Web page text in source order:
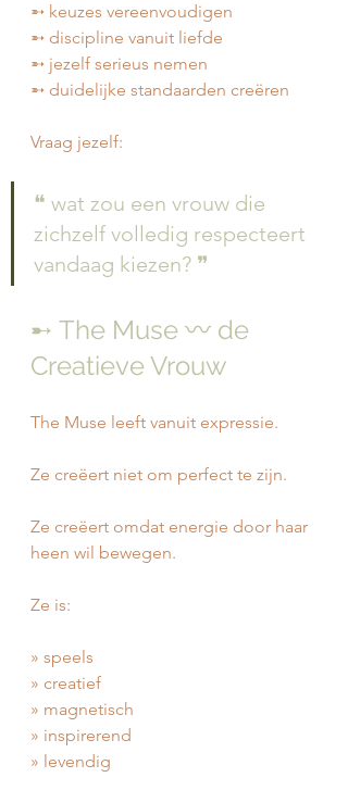
➵ keuzes vereenvoudigen
➵ discipline vanuit liefde
➵ jezelf serieus nemen
➵ duidelijke standaarden creëren
Vraag jezelf:
❝ wat zou een vrouw die
zichzelf volledig respecteert
vandaag kiezen? ❞
➸ The Muse 〰️ de
Creatieve Vrouw
The Muse leeft vanuit expressie.
Ze creëert niet om perfect te zijn.
Ze creëert omdat energie door haar
heen wil bewegen.
Ze is:
» speels
» creatief
» magnetisch
» inspirerend
» levendig